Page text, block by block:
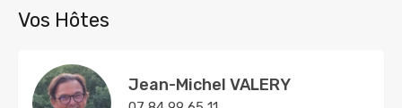
Vos Hôtes
Jean-Michel VALERY